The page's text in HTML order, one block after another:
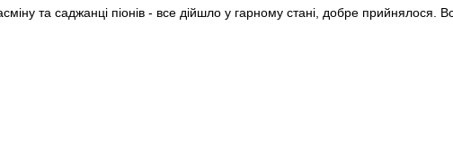
та саджанці піонів - все дійшло у гарному стані, добре прийнялося.